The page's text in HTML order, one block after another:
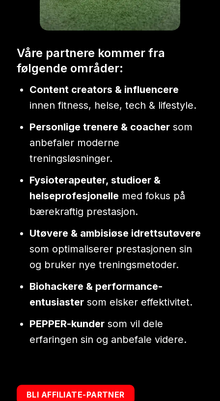
Våre partnere kommer fra
følgende områder:
Content creators & influencere
innen fitness, helse, tech & lifestyle.
Personlige trenere & coachersom
anbefaler moderne
treningsløsninger.
Fysioterapeuter, studioer &
helseprofesjonelle med fokus på
bærekraftig prestasjon.
Utøvere & ambisiøse idrettsutøvere
som optimaliserer prestasjonen sin
og bruker nye treningsmetoder.
Biohackere & performance-
entusiastersom elsker effektivitet.
PEPPER-kundersom vil dele
erfaringen sin og anbefale videre.
BLI AFFILIATE-PARTNER